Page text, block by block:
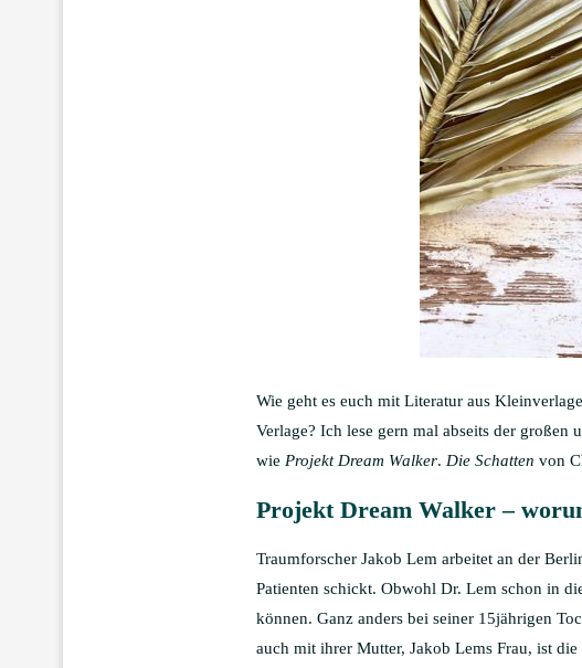
Wie geht es euch mit Literatur aus
Verlage? Ich lese gern mal abseits der großen
wie Projekt Dream Walker. Die Schatten von
Projekt Dream Walker –
Traumforscher Jakob Lem arbeitet an der
Patienten schickt. Obwohl Dr. Lem schon in
können. Ganz anders bei seiner 15jährigen
auch mit ihrer Mutter, Jakob Lems Frau, ist